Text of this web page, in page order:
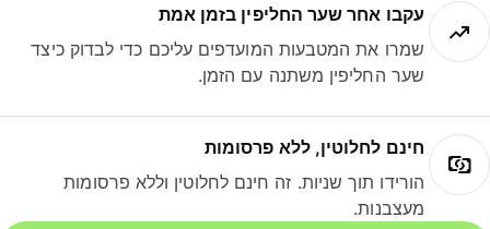
עקבו אחר שער החליפין בזמן אמת
שמרו את המטבעות המועדפים עליכם כדי לבדוק כיצד
שער החליפין משתנה עם הזמן.
חינם לחלוטין, ללא פרסומות
הורידו תוך שניות. זה חינם לחלוטין וללא פרסומות
מעצבנות.